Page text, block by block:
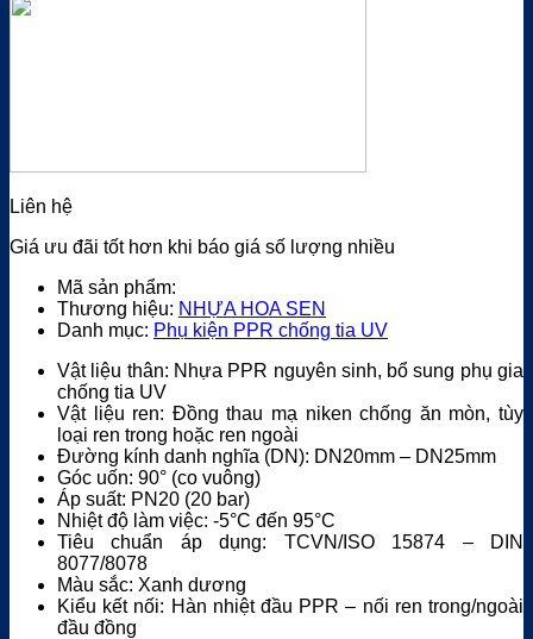
Liên hệ
Giá ưu đãi tốt hơn khi báo giá số lượng nhiều
Mã sản phẩm:
Thương hiệu: NHỰA HOA SEN
Danh mục: Phụ kiện PPR chống tia UV
Vật liệu thân: Nhựa PPR nguyên sinh, bổ sung phụ gia
chống tia UV
Vật liệu ren: Đồng thau mạ niken chống ăn mòn, tùy
loại ren trong hoặc ren ngoài
Đường kính danh nghĩa (DN): DN20mm – DN25mm
Góc uốn: 90° (co vuông)
Áp suất: PN20 (20 bar)
Nhiệt độ làm việc: -5°C đến 95°C
Tiêu chuẩn áp dụng: TCVN/ISO 15874 – DIN
8077/8078
Màu sắc: Xanh dương
Kiểu kết nối: Hàn nhiệt đầu PPR – nối ren trong/ngoài
đầu đồng